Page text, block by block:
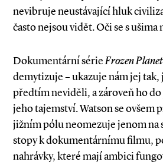
nevibruje neustávající hluk
často nejsou vidět. Oči se s ušima
Dokumentární sérieFrozen Planet
demytizuje – ukazuje nám jej tak,
předtím neviděli, a zároveň ho
jeho tajemství. Watson se ovšem
jižním pólu neomezuje jenom na
stopy k dokumentárnímu filmu,
nahrávky, které mají ambici